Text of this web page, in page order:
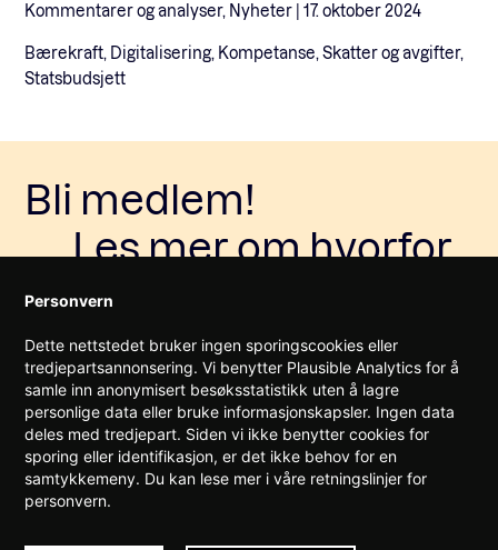
Kommentarer og analyser, Nyheter | 17. oktober 2024
Bærekraft, Digitalisering, Kompetanse, Skatter og avgifter,
Statsbudsjett
Bli medlem!
Les mer om hvorfor
din bedrift bør bli
medlem av TEK
Norge
Personvern
Dette nettstedet bruker ingen sporingscookies eller
tredjepartsannonsering. Vi benytter Plausible Analytics for å
samle inn anonymisert besøksstatistikk uten å lagre
personlige data eller bruke informasjonskapsler. Ingen data
deles med tredjepart. Siden vi ikke benytter cookies for
sporing eller identifikasjon, er det ikke behov for en
samtykkemeny. Du kan lese mer i våre retningslinjer for
personvern.